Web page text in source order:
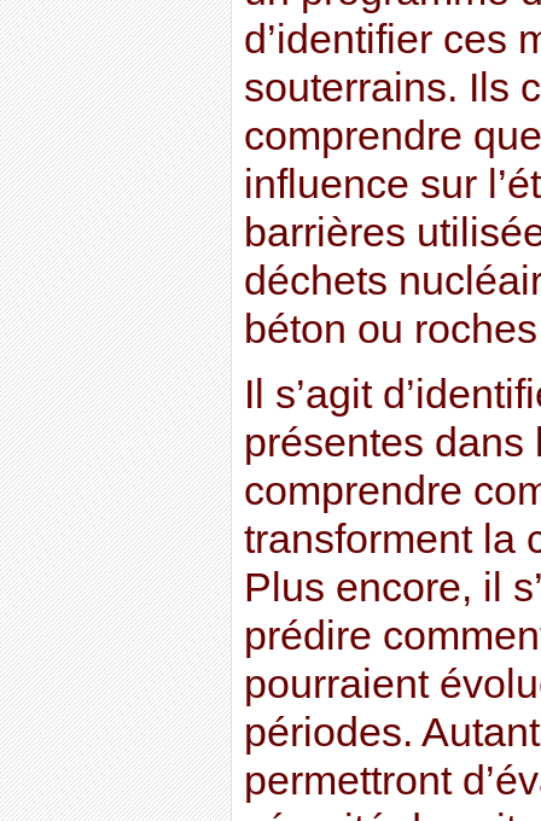
d’identifier ces
souterrains. Ils
comprendre
influence sur
barrières
déchets
béton ou
Il s’agit
présentes dans
comprendre
transforment la
Plus encore, il
prédire
pourraient
périodes.
permettront